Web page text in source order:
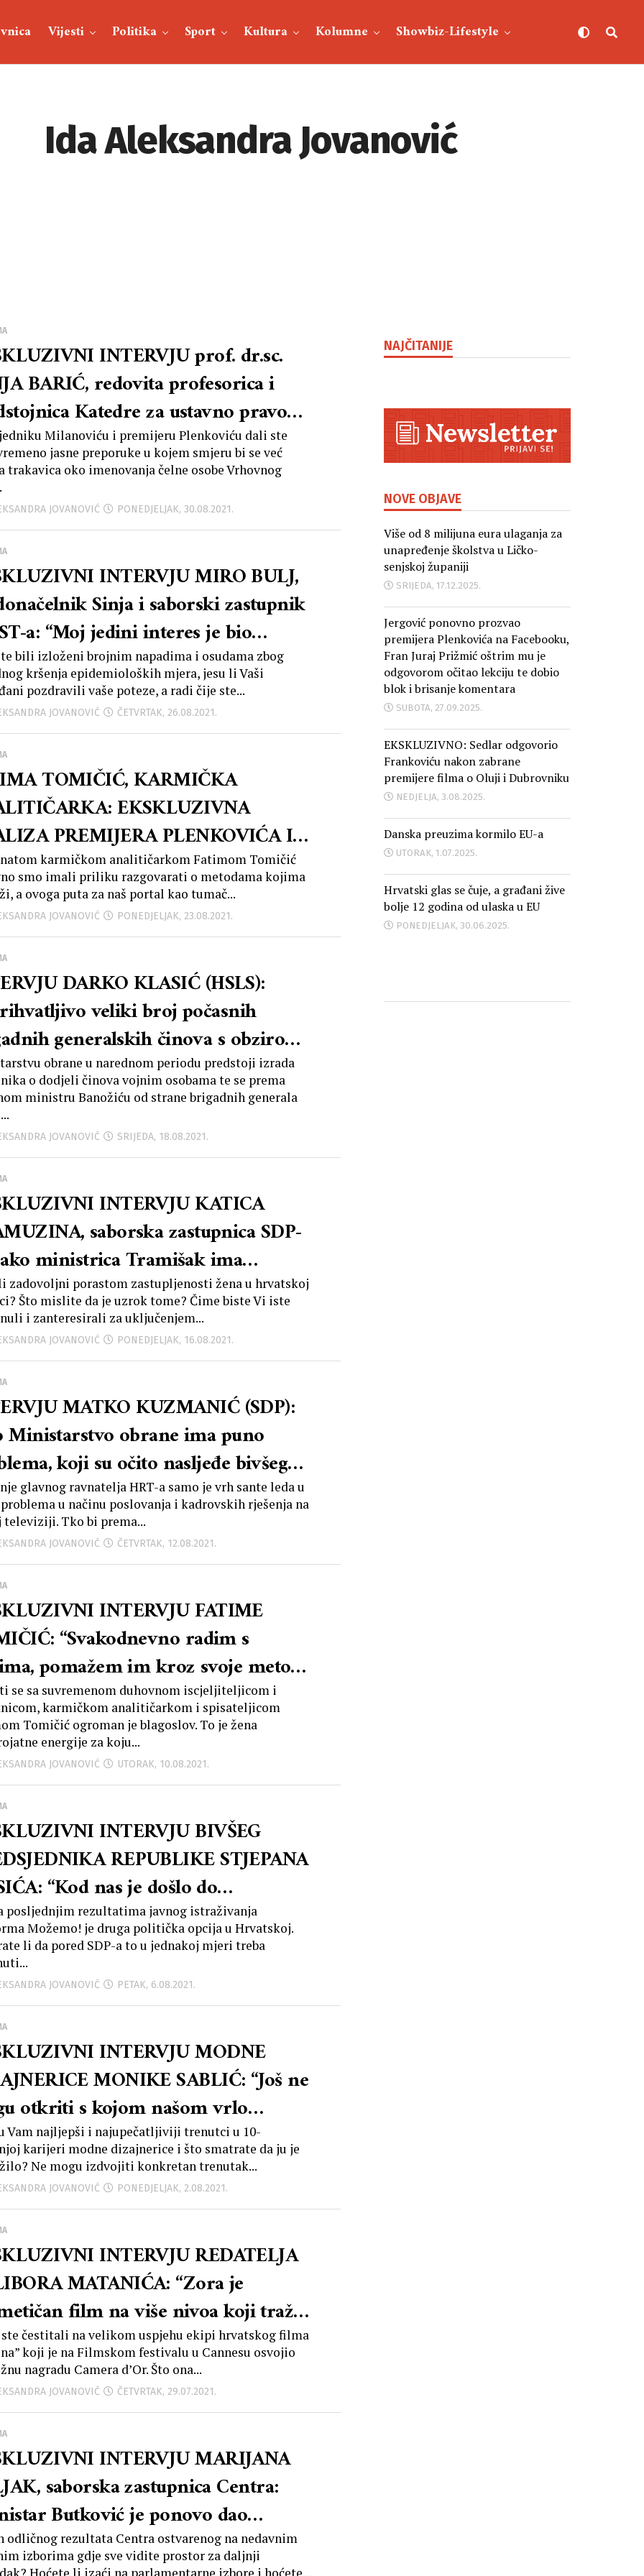
Vijesti Politika Sport Kultura Kolumne Showbiz-Lifestyle
Ida Aleksandra Jovanović
INTERVJU prof. dr.sc.
BARIĆ, redovita profesorica i
Katedre za ustavno pravo
Fakulteta u Rijeci: “Smatram da
se bez iščekivanja miga od strane
upravo mi, kao profesori i
trebali uhvatiti u koštac s
praktične analize stanja i
osnova za sveobuhvatnu
Ustava RH!”
Milanoviću i premijeru Plenkoviću dali ste
jasne preporuke u kojem smjeru bi se već
trakavica oko imenovanja čelne osobe Vrhovnog
JOVANOVIĆ PONEDJELJAK, 30.08.2021.
INTERVJU MIRO BULJ,
Sinja i saborski zastupnik
a: “Moj jedini interes je bio
što većeg broja ljudi kako bi
ovci, ugostitelji i ostali poduzetnici
danima nešto zaradili za život jer
što imaju!”
bili izloženi brojnim napadima i osudama zbog
kršenja epidemioloških mjera, jesu li Vaši
pozdravili vaše poteze, a radi čije ste...
JOVANOVIĆ ČETVRTAK, 26.08.2021.
TOMIČIĆ, KARMIČKA
EKSKLUZIVNA
PREMIJERA PLENKOVIĆA I
TOMAŠEVIĆA !!
karmičkom analitičarkom Fatimom Tomičić
smo imali priliku razgovarati o metodama kojima
a ovoga puta za naš portal kao tumač...
JOVANOVIĆ PONEDJELJAK, 23.08.2021.
DARKO KLASIĆ (HSLS):
veliki broj počasnih
generalskih činova s obzirom
vojske dovodi do apsurdne
i bespotrebno bi dodatno
proračun MORH-a
obrane u narednom periodu predstoji izrada
o dodjeli činova vojnim osobama te se prema
ministru Banožiću od strane brigadnih generala
JOVANOVIĆ SRIJEDA, 18.08.2021.
INTERVJU KATICA
saborska zastupnica SDP-
ministrica Tramišak ima
životopis, izgleda da ne
konkretnije upregnuti cijeli
da bolje radi u korist Hrvatske.
je rast u povlačenju sredstava
nam na raspolaganju, a iz načina
je pisan NPOO može se zaključiti
u Vladi ni nema kapaciteta ni
da se pokaže bolja inicijativa i
zadovoljni porastom zastupljenosti žena u hrvatskoj
Što mislite da je uzrok tome? Čime biste Vi iste
i zanteresirali za uključenjem...
JOVANOVIĆ PONEDJELJAK, 16.08.2021.
MATKO KUZMANIĆ (SDP):
Ministarstvo obrane ima puno
koji su očito nasljeđe bivšeg
Damira Krstičevića, smatram
nabavka borbenih aviona odrađena
i maksimalno profesionalno
punu podršku njihovoj odluci
glavnog ravnatelja HRT-a samo je vrh sante leda u
u načinu poslovanja i kadrovskih rješenja na
televiziji. Tko bi prema...
JOVANOVIĆ ČETVRTAK, 12.08.2021.
INTERVJU FATIME
“Svakodnevno radim s
pomažem im kroz svoje metode
riješe i oslobode brige, patnje,
blokada, ali pomažem i onima
teret magijskih obreda
od strane ljudi koji su
licemjerni, zlobni. Sve što
i čime se bavim mi osigurava
sreće!”
se sa suvremenom duhovnom iscjeljiteljicom i
karmičkom analitičarkom i spisateljicom
Tomičić ogroman je blagoslov. To je žena
energije za koju...
JOVANOVIĆ UTORAK, 10.08.2021.
INTERVJU BIVŠEG
REPUBLIKE STJEPANA
“Kod nas je došlo do
zablude da su ‘Za dom
koristili HOS-ovci koji su
Hrvatsku – što nije istina! U
bitkama nikakav HOS nije
posljednjim rezultatima javnog istraživanja
Možemo! je druga politička opcija u Hrvatskoj.
li da pored SDP-a to u jednakoj mjeri treba
JOVANOVIĆ PETAK, 6.08.2021.
INTERVJU MODNE
MONIKE SABLIĆ: “Još ne
otkriti s kojom našom vrlo
pjevačicom imam dogovor
zimske kolekcije čemu se
veselim…”
Vam najljepši i najupečatljiviji trenutci u 10-
karijeri modne dizajnerice i što smatrate da ju je
Ne mogu izdvojiti konkretan trenutak...
JOVANOVIĆ PONEDJELJAK, 2.08.2021.
INTERVJU REDATELJA
MATANIĆA: “Zora je
film na više nivoa koji traži
maksimum pažnje, tako sam i
u Areni bio oduševljen
koja je bila maksimalno
i u jednom trenu kao da
osjetiti kako se emocija s platna
u gledalište!”
ste čestitali na velikom uspjehu ekipi hrvatskog filma
koji je na Filmskom festivalu u Cannesu osvojio
nagradu Camera d’Or. Što ona...
JOVANOVIĆ ČETVRTAK, 29.07.2021.
INTERVJU MARIJANA
saborska zastupnica Centra:
Butković je ponovo dao
kako se trebamo strpiti par
odličnog rezultata Centra ostvarenog na nedavnim
izborima gdje sve vidite prostor za daljnji
NAJČITANIJE
NOVE OBJAVE
Više od 8 milijuna eura ulaganja za
unapređenje školstva u Ličko-
senjskoj županiji
SRIJEDA, 17.12.2025.
Jergović ponovno prozvao
premijera Plenkovića na Facebooku,
Fran Juraj Prižmić oštrim mu je
odgovorom očitao lekciju te dobio
blok i brisanje komentara
SUBOTA, 27.09.2025.
EKSKLUZIVNO: Sedlar odgovorio
Frankoviću nakon zabrane
premijere filma o Oluji i Dubrovniku
NEDJELJA, 3.08.2025.
Danska preuzima kormilo EU-a
UTORAK, 1.07.2025.
Hrvatski glas se čuje, a građani žive
bolje 12 godina od ulaska u EU
PONEDJELJAK, 30.06.2025.